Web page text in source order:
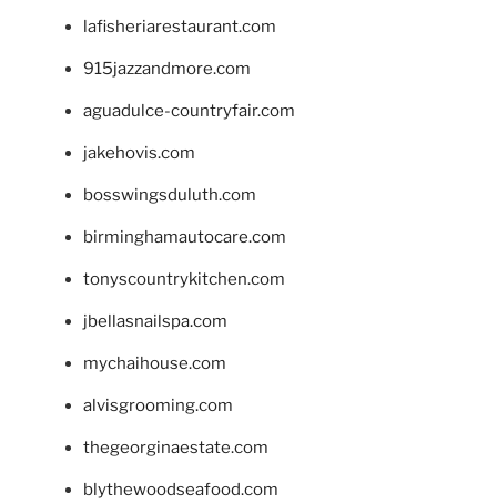
lafisheriarestaurant.com
915jazzandmore.com
aguadulce-countryfair.com
jakehovis.com
bosswingsduluth.com
birminghamautocare.com
tonyscountrykitchen.com
jbellasnailspa.com
mychaihouse.com
alvisgrooming.com
thegeorginaestate.com
blythewoodseafood.com